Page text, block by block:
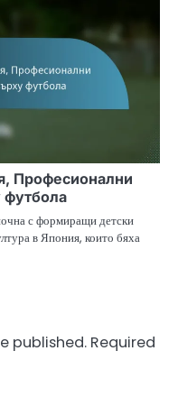
Професионални
футбола
с формиращи детски
в Япония, които бяха
published. Required